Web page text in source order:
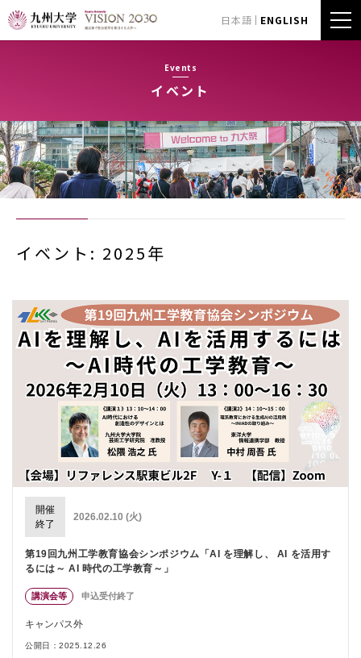
日本語 ENGLISH
Events
イベント
イベント: 2025年
開催
終了
2026.02.10 (火)
第19回九州工学教育協会シンポジウム「AI を理解し、 AI を活用す
るには～ AI 時代の工学教育～」
講演会等 申込受付終了
キャンパス外
公開日：2025.12.26